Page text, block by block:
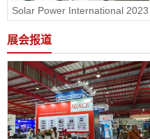
Solar Power International 2023
- 美国国际太阳能展RE+
展会报道